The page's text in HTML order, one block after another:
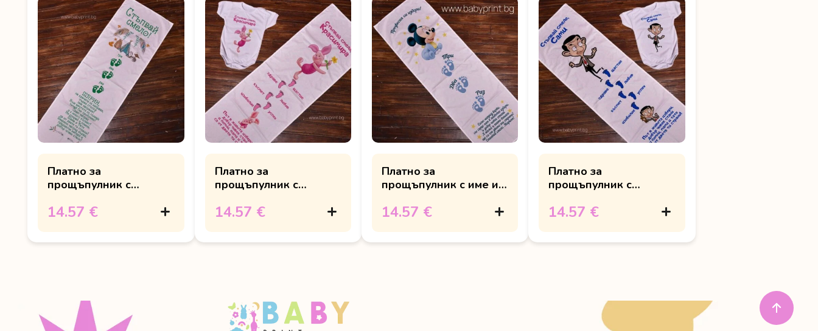
Платно за
прощъпулник с
14.57 €
Платно за
прощъпулник с
14.57 €
Платно за
прощъпулник с име и
14.57 €
Платно за
прощъпулник с
14.57 €